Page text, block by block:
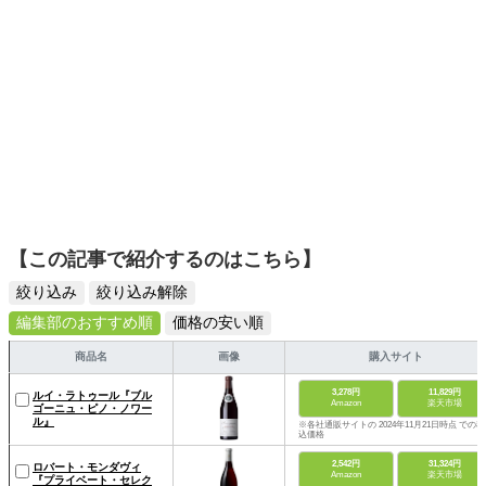
【この記事で紹介するのはこちら】
絞り込み
絞り込み解除
編集部のおすすめ順
価格の安い順
商品名 画像 購入サイト
ルイ・ラトゥール『ブル
ゴーニュ・ピノ・ノワー
ル』
3,278円
Amazon
11,829円
楽天市場
※各社通販サイトの 2024年11月21日時点 での税
込価格
ロバート・モンダヴィ
『プライベート・セレク
2,542円
Amazon
31,324円
楽天市場